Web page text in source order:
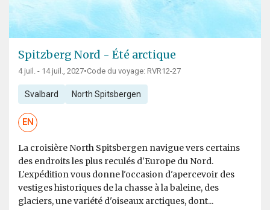
Spitzberg Nord - Été arctique
4 juil. - 14 juil., 2027•Code du voyage: RVR12-27
Svalbard North Spitsbergen
EN
La croisière North Spitsbergen navigue vers certains
des endroits les plus reculés d'Europe du Nord.
L'expédition vous donne l'occasion d'apercevoir des
vestiges historiques de la chasse à la baleine, des
glaciers, une variété d'oiseaux arctiques, dont...